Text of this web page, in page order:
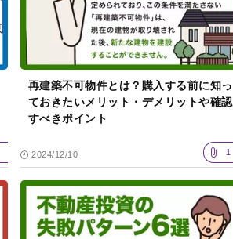
再建築不可物件とは？購入する前に知っ
ておきたいメリット・デメリットや確認
すべきポイント
2024/12/10 1